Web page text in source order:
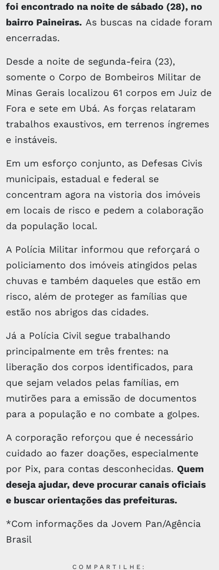
foi encontrado na noite de sábado (28), no
bairro Paineiras. As buscas na cidade foram
encerradas.
Desde a noite de segunda-feira (23),
somente o Corpo de Bombeiros Militar de
Minas Gerais localizou 61 corpos em Juiz de
Fora e sete em Ubá. As forças relataram
trabalhos exaustivos, em terrenos íngremes
e instáveis.
Em um esforço conjunto, as Defesas Civis
municipais, estadual e federal se
concentram agora na vistoria dos imóveis
em locais de risco e pedem a colaboração
da população local.
A Polícia Militar informou que reforçará o
policiamento dos imóveis atingidos pelas
chuvas e também daqueles que estão em
risco, além de proteger as famílias que
estão nos abrigos das cidades.
Já a Polícia Civil segue trabalhando
principalmente em três frentes: na
liberação dos corpos identificados, para
que sejam velados pelas famílias, em
mutirões para a emissão de documentos
para a população e no combate a golpes.
A corporação reforçou que é necessário
cuidado ao fazer doações, especialmente
por Pix, para contas desconhecidas. Quem
deseja ajudar, deve procurar canais oficiais
e buscar orientações das prefeituras.
*Com informações da Jovem Pan/Agência
Brasil
COMPARTILHE: